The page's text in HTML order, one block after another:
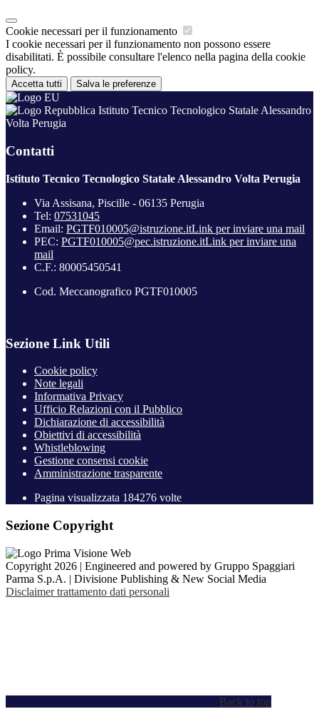
Cookie necessari per il funzionamento
I cookie necessari per il funzionamento non possono essere
disabilitati. È possibile consultare l'elenco nella pagina della cookie
policy.
Accetta tutti Salva le preferenze
Istituto Tecnico Tecnologico Statale Alessandro
Volta Perugia
Contatti
Istituto Tecnico Tecnologico Statale Alessandro Volta Perugia
Via Assisana, Piscille - 06135 Perugia
Tel: 07531045
Email: PGTF010005@istruzione.itLink per inviare una mail
PEC: PGTF010005@pec.istruzione.itLink per inviare una
mail
C.F.: 80005450541
Cod. Meccanografico PGTF010005
Sezione Link Utili
Cookie policy
Note legali
Informativa Privacy
Ufficio Relazioni con il Pubblico
Dichiarazione di accessibilità
Obiettivi di accessibilità
Whistleblowing
Gestione consensi cookie
Amministrazione trasparente
Pagina visualizzata 184276 volte
Sezione Copyright
Copyright 2026 | Engineered and powered by Gruppo Spaggiari
Parma S.p.A. | Divisione Publishing & New Social Media
Disclaimer trattamento dati personali
Back to top